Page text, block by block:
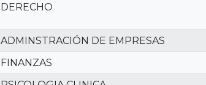
DERECHO
ADMINSTRACIÓN DE EMPRESAS
FINANZAS